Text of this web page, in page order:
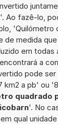
Ao fazê-lo,
'Quilómetro
de medida
em todas
a
pode ser
km2 a pb' ou
quadrado
'. No
qual